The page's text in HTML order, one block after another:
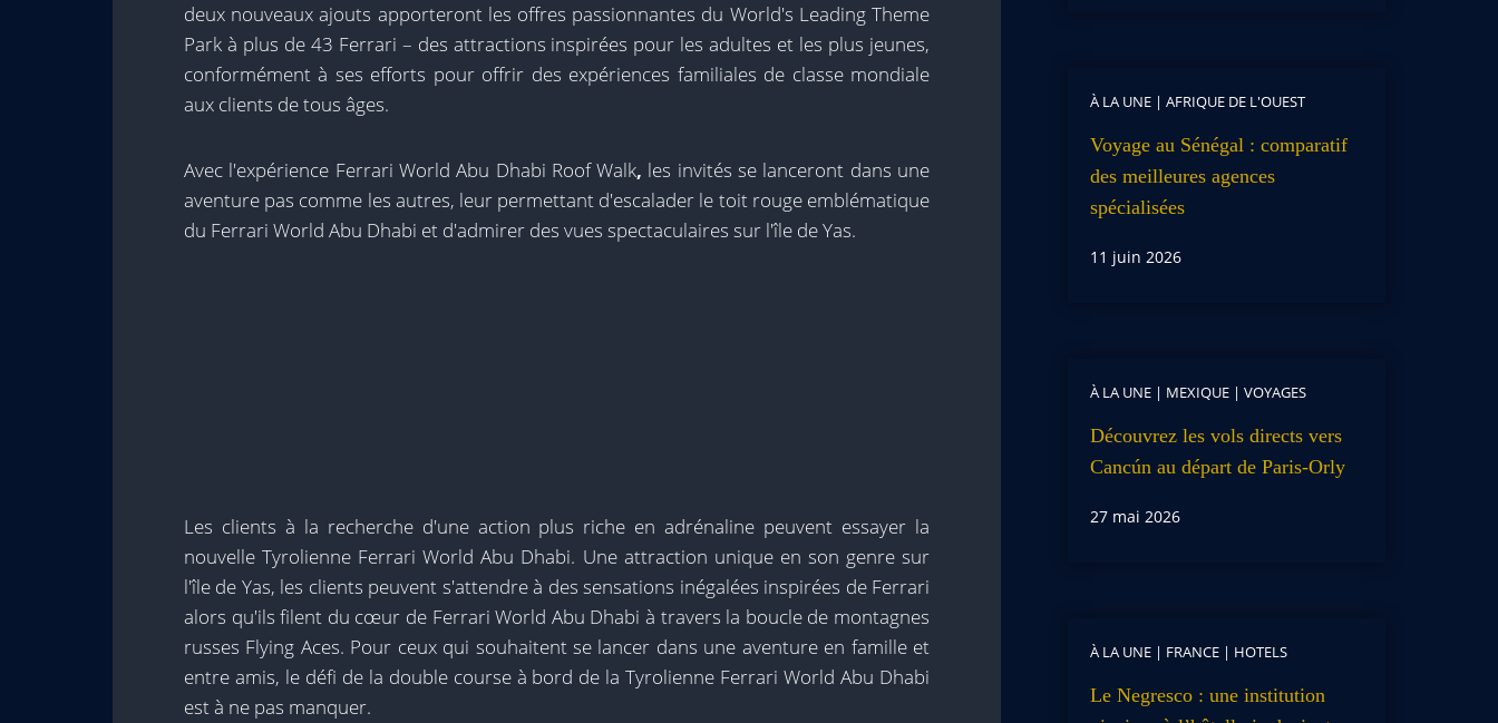
deux nouveaux ajouts apporteront les offres passionnantes du World's Leading Theme
Park à plus de 43 Ferrari – des attractions inspirées pour les adultes et les plus jeunes,
conformément à ses efforts pour offrir des expériences familiales de classe mondiale
aux clients de tous âges.
Avec l'expérience Ferrari World Abu Dhabi Roof Walk, les invités se lanceront dans une
aventure pas comme les autres, leur permettant d'escalader le toit rouge emblématique
du Ferrari World Abu Dhabi et d'admirer des vues spectaculaires sur l'île de Yas.
Les clients à la recherche d'une action plus riche en adrénaline peuvent essayer la
nouvelle Tyrolienne Ferrari World Abu Dhabi. Une attraction unique en son genre sur
l'île de Yas, les clients peuvent s'attendre à des sensations inégalées inspirées de Ferrari
alors qu'ils filent du cœur de Ferrari World Abu Dhabi à travers la boucle de montagnes
russes Flying Aces. Pour ceux qui souhaitent se lancer dans une aventure en famille et
entre amis, le défi de la double course à bord de la Tyrolienne Ferrari World Abu Dhabi
est à ne pas manquer.
À LA UNE| AFRIQUE DE L'OUEST
Voyage au Sénégal : comparatif
des meilleures agences
spécialisées
11 juin 2026
À LA UNE| MEXIQUE| VOYAGES
Découvrez les vols directs vers
Cancún au départ de Paris-Orly
27 mai 2026
À LA UNE| FRANCE| HOTELS
Le Negresco : une institution